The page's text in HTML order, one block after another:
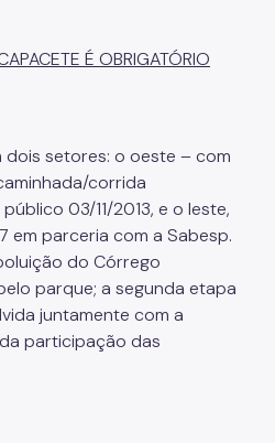
É OBRIGATÓRIO
setores: o oeste – com
corrida
03/11/2013, e o leste,
em parceria com a Sabesp.
do Córrego
parque; a segunda etapa
juntamente com a
participação das